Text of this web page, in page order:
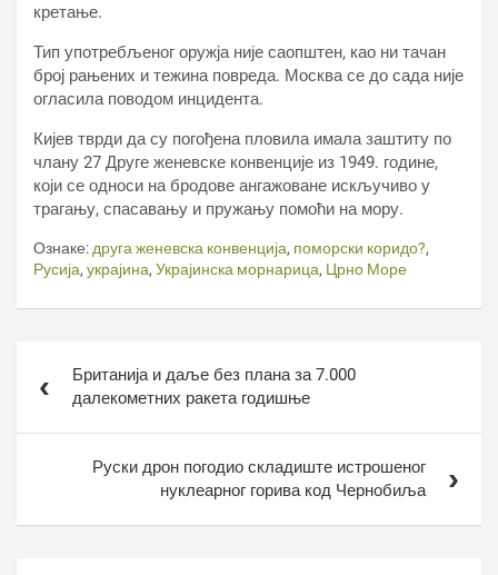
кретање.
Тип употребљеног оружја није саопштен, као ни тачан
број рањених и тежина повреда. Москва се до сада није
огласила поводом инцидента.
Кијев тврди да су погођена пловила имала заштиту по
члану 27 Друге женевске конвенције из 1949. године,
који се односи на бродове ангажоване искључиво у
трагању, спасавању и пружању помоћи на мору.
Ознаке: друга женевска конвенција, поморски коридо?,
Русија, украјина, Украјинска морнарица, Црно Море
чланкаБританија и даље без плана за 7.000
далекометних ракета годишње
Руски дрон погодио складиште истрошеног
нуклеарног горива код Чернобиља